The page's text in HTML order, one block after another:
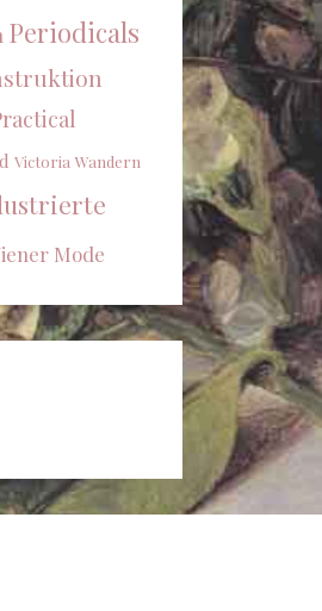
Periodicals
Victoria Wandern
Mode